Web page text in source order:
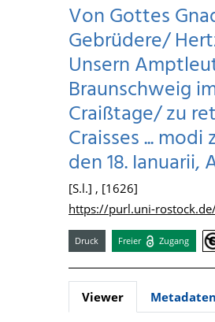
Von Gottes
Gebrüdere/
Unsern
Braunschweig
Craißtage/ zu
Craisses ...
den 18. Ianuarii,
[S.l.] , [1626]
https://purl.uni-
Druck Freier Zugang
Viewer Metadaten